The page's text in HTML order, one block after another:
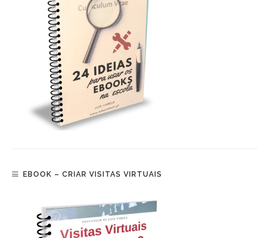
EBOOK – CRIAR VISITAS VIRTUAIS